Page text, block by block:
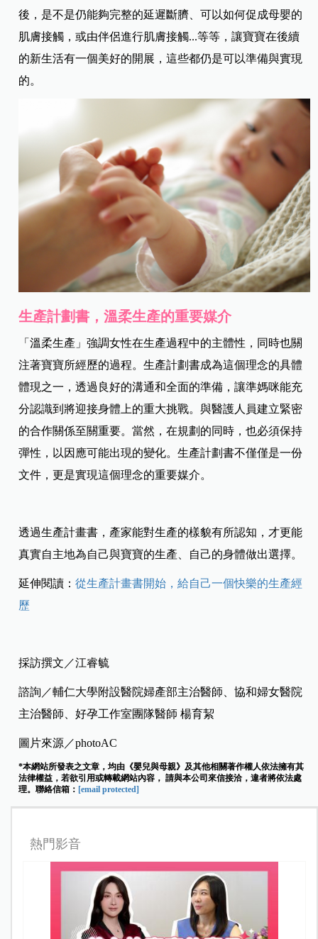
後，是不是仍能夠完整的延遲斷臍、可以如何促成母嬰的
肌膚接觸，或由伴侶進行肌膚接觸...等等，讓寶寶在後續
的新生活有一個美好的開展，這些都仍是可以準備與實現
的。
生產計劃書，溫柔生產的重要媒介
「溫柔生產」強調女性在生產過程中的主體性，同時也關
注著寶寶所經歷的過程。生產計劃書成為這個理念的具體
體現之一，透過良好的溝通和全面的準備，讓準媽咪能充
分認識到將迎接身體上的重大挑戰。與醫護人員建立緊密
的合作關係至關重要。當然，在規劃的同時，也必須保持
彈性，以因應可能出現的變化。生產計劃書不僅僅是一份
文件，更是實現這個理念的重要媒介。
透過生產計畫書，產家能對生產的樣貌有所認知，才更能
真實自主地為自己與寶寶的生產、自己的身體做出選擇。
延伸閱讀：從生產計畫書開始，給自己一個快樂的生產經
歷
採訪撰文／江睿毓
諮詢／輔仁大學附設醫院婦產部主治醫師、協和婦女醫院
主治醫師、好孕工作室團隊醫師 楊育絜
圖片來源／photoAC
*本網站所發表之文章，均由《嬰兒與母親》及其他相關著作權人依法擁有其
法律權益，若欲引用或轉載網站內容， 請與本公司來信接洽，違者將依法處
理。聯絡信箱： [email protected]
熱門影音